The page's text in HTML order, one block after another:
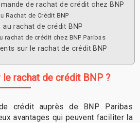
de rachat de crédit chez BNP
Rachat de Crédit BNP
rachat de crédit BNP
rachat de crédit chez BNP Paribas
sur le rachat de crédit BNP
rachat de crédit BNP ?
crédit auprès de BNP Paribas
avantages qui peuvent faciliter la